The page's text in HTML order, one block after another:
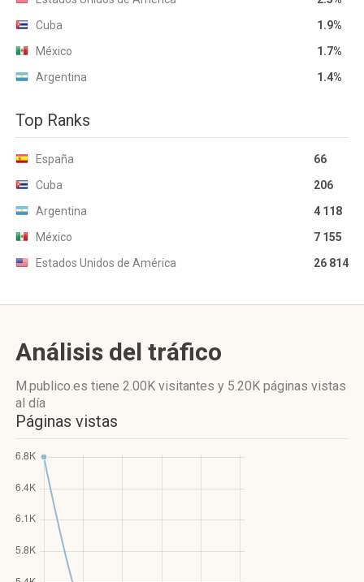
Cuba
1.9%
México
1.7%
Argentina
1.4%
Top Ranks
España
66
Cuba
206
Argentina
4 118
México
7 155
Estados Unidos de América
26 814
Análisis del tráfico
M.publico.es tiene 2.00K visitantes y 5.20K páginas vistas
al día
Páginas vistas